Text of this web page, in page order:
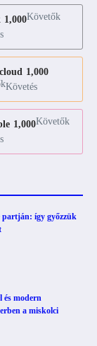
1,000Követők
1,000
Követés
1,000Követők
partján: így győzzük
és modern
a miskolci